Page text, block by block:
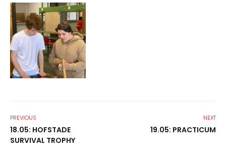
PREVIOUS
18.05: HOFSTADE
SURVIVAL TROPHY
NEXT
19.05: PRACTICUM